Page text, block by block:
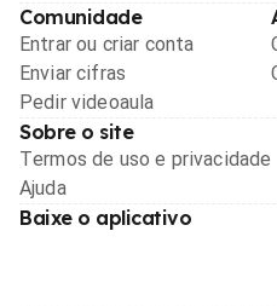
Comunidade
Entrar ou criar conta
Enviar cifras
Pedir videoaula
Sobre o site
Termos de uso e privacidade
Ajuda
Baixe o aplicativo